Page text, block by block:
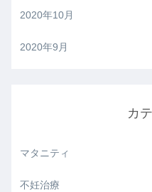
2020年10月
2020年9月
カ
マタニティ
不妊治療